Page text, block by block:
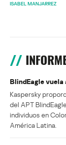
ISABEL MANJARREZ
BlindEagle vuela
Kaspersky
del APT
individuos en
América Latina.